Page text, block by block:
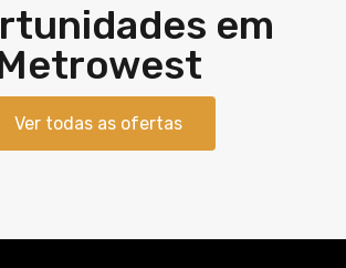
em
Ver todas as ofertas